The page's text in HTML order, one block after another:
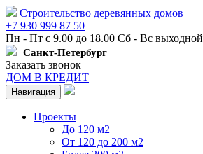
Строительство деревянных домов
+7 930 999 87 50
Пн - Пт с 9.00 до 18.00 Сб - Вс выходной
Санкт-Петербург
Заказать звонок
ДОМ В КРЕДИТ
Навигация
Проекты
До 120 м2
От 120 до 200 м2